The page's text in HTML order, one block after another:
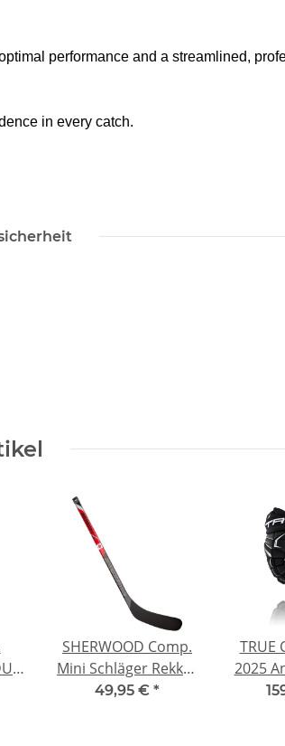
performance and a streamlined,
in every catch.
SHERWOOD Comp.
Mini Schläger Rekker
Morph Länder
49,95 € *
TRUE
2025